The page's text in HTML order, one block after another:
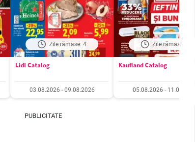
Zile rămase: 4
Lidl Catalog
03.08.2026 - 09.08.2026
Zile rămase: 6
Kaufland Catalog
05.08.2026 - 11.08.2026
PUBLICITATE